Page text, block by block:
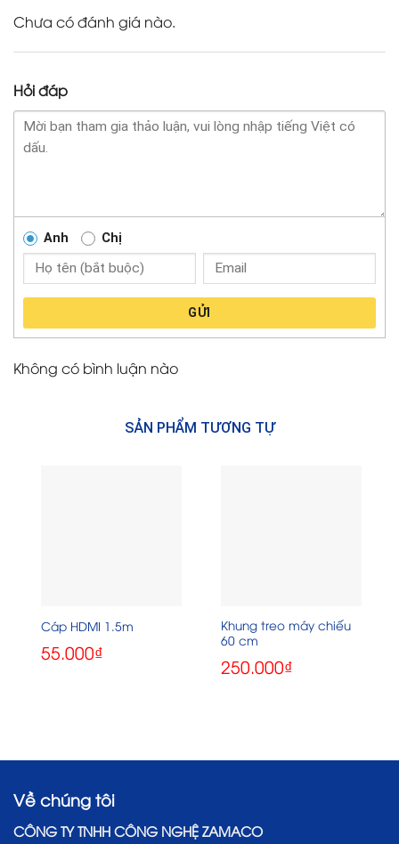
Chưa có đánh giá nào.
Hỏi đáp
Anh Chị
GỬI
Không có bình luận nào
SẢN PHẨM TƯƠNG TỰ
Cáp HDMI 1.5m
55.000₫
Khung treo máy chiếu
60 cm
250.000₫
Về chúng tôi
CÔNG TY TNHH CÔNG NGHỆ ZAMACO